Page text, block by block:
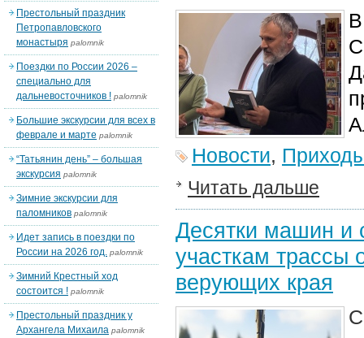
Новости,
Читать дальше
Десятки машин и
участкам трассы
верующих края
Престольный праздник
Петропавловского
монастыря palomnik
Поездки по России 2026 –
специально для
дальневосточников ! palomnik
Большие экскурсии для всех в
феврале и марте palomnik
“Татьянин день” – большая
экскурсия palomnik
Зимние экскурсии для
паломников palomnik
Идет запись в поездки по
России на 2026 год. palomnik
Зимний Крестный ход
состоится ! palomnik
Престольный праздник у
Архангела Михаила palomnik